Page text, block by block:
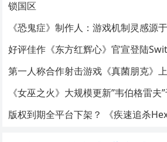
锁国区
《恐鬼症》制作人：游戏机制灵感源
好评佳作《东方红辉心》官宣登陆
第一人称合作射击游戏《真菌朋克》
《女巫之火》大规模更新”韦伯格雷夫
版权到期全平台下架？ 《疾速追杀